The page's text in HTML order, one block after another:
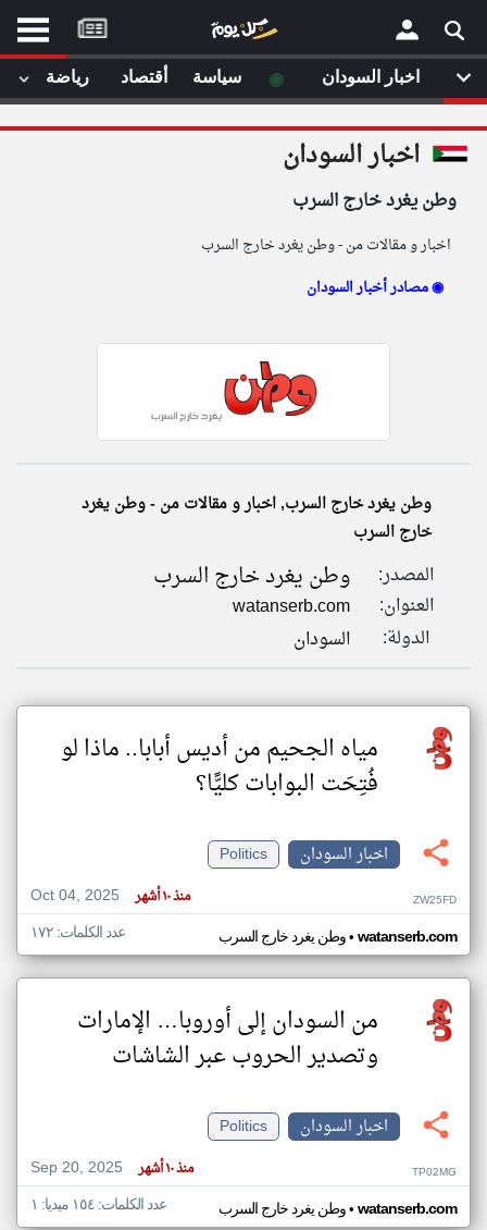
أخر أخبار الوطن العربي
شروط الاستخدام
مصادر الأخبار
تغيير الدولة
مصادر الأخبار من السودان
×اخبار السودان
وطن يغرد خارج السرب
اخبار و مقالات من - وطن يغرد خارج السرب
مصادر أخبار السودان ◉
وطن يغرد خارج السرب, اخبار و مقالات من - وطن يغرد
خارج السرب
المصدر: وطن يغرد خارج السرب
العنوان:
watanserb.com
الدولة:
السودان
مياه الجحيم من أديس أبابا.. ماذا لو
فُتِحَت البوابات كليًّا؟
اخبار السودان
Politics
Oct 04, 2025
منذ ١٠ أشهر ZW25FD
وطن يغرد خارج السرب• watanserb.com عدد الكلمات: ١٧٢
من السودان إلى أوروبا… الإمارات
وتصدير الحروب عبر الشاشات
اخبار السودان
Politics
Sep 20, 2025
منذ ١٠ أشهر TP02MG
وطن يغرد خارج السرب• watanserb.com عدد الكلمات: ١٥٤ ميديا: ١
اخبار السودان ◉ سياسة أقتصاد رياضة
موقع
كل
يوم
لم تقم بقراءة اي مقال مؤخرا
klyoum.com